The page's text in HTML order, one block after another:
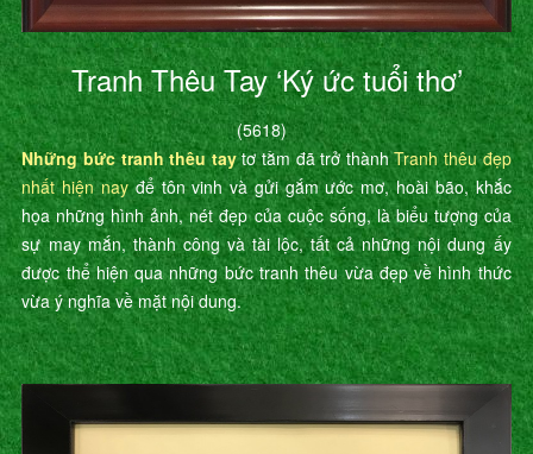
Tranh Thêu Tay ‘Ký ức tuổi thơ’
(5618)
Những bức tranh thêu taytơ tằm đã trở thànhTranh thêu đẹp
nhất hiện nayđể tôn vinh và gửi gắm ước mơ, hoài bão, khắc
họa những hình ảnh, nét đẹp của cuộc sống, là biểu tượng của
sự may mắn, thành công và tài lộc, tất cả những nội dung ấy
được thể hiện qua những bức tranh thêu vừa đẹp về hình thức
vừa ý nghĩa về mặt nội dung.